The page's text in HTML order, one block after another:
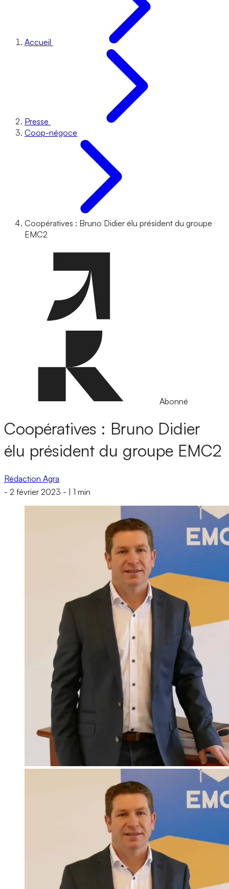
Accueil
Presse
Coop-négoce
Coopératives : Bruno Didier élu président du groupe
EMC2
Abonné
Coopératives : Bruno Didier
élu président du groupe EMC2
Rédaction Agra
- 2 février 2023 - 1 min